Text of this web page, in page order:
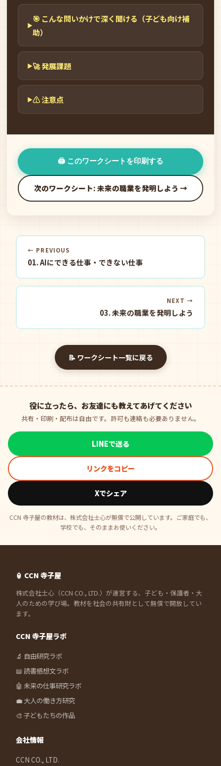
🎯 こんな問いかけで深く聞ける（子ども向け補
助）
🚀 発展課題
⚠️ 注意点
🖨️ このワークシートを印刷する
次のワークシート: 未来の職業を発明しよう →
← PREVIOUS
01. AIにできる仕事・できない仕事
NEXT →
03. 未来の職業を発明しよう
📝 ワークシート一覧に戻る
役に立ったら、お友達にも教えてあげてください
共有・印刷・配布は自由です。許可も連絡も必要ありません。
LINEで送る
リンクをコピー
Xでシェア
CCN 寺子屋の教材は、株式会社士心が無償で公開しています。ご家庭でも、
学校でも、そのままお使いください。
🏮 CCN 寺子屋
株式会社士心（CCN CO., LTD.）が運営する、子ども・保護者・大
人のための学び場。教材を社会の共有財として無償で開放してい
ます。
CCN 寺子屋ラボ
🔬 自由研究ラボ
📖 読書感想文ラボ
🤖 未来の仕事研究ラボ
💼 大人の働き方研究
🎨 子どもたちの作品
会社情報
CCN CO., LTD.